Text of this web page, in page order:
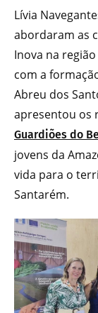
Lívia
abordaram as
Inova na
com a
Abreu dos
apresentou os
Guardiões do
jovens da
vida para o
Santarém.